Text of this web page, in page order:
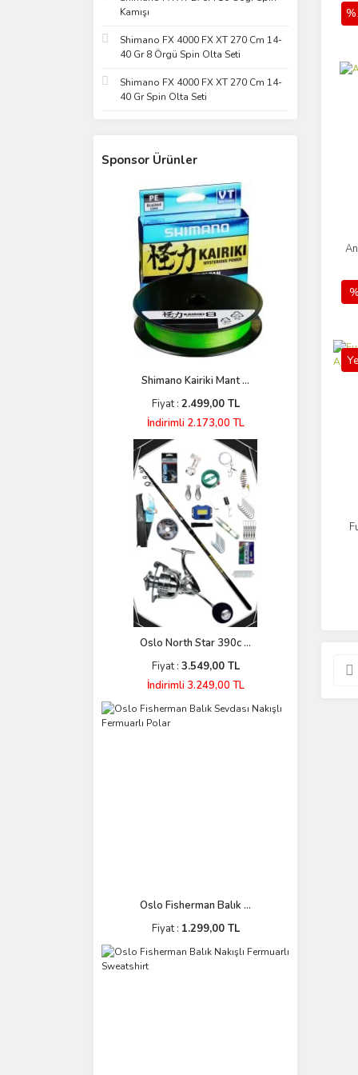
068 İ.Avcı (3)
089 Sugar (3)
182 Double Pink Char (3)
GLOW ZEBRA (3)
NO:10 (3)
NO:5 (3)
PH SILVER (3)
PH ZEBRA GLOW (3)
0,16 MM (2)
0,19 (2)
0,21 (2)
0,30 (2)
0.13MM (2)
0.15 (2)
0.18 MM (2)
0.19 MM (2)
0.20 MM (2)
0.21 (2)
0.40mm (2)
0.5gr (2)
00 (2)
01 (2)
011 Illusion (2)
012 Shiny Yellow Cha (2)
014 Absolut (2)
015R Brown PurpleKis (2)
1 GR (2)
1.2gr (2)
1.5gr (2)
110 Tequila Halo (2)
Kamışı
Shimano FX 4000 FX XT 270 Cm 14-
40 Gr 8 Örgü Spin Olta Seti
Shimano FX 4000 FX XT 270 Cm 14-
40 Gr Spin Olta Seti
Sponsor Ürünler
Shimano Kairiki Mant ...
Fiyat : 2.499,00 TL
İndirimli 2.173,00 TL
Oslo North Star 390c ...
Fiyat : 3.549,00 TL
İndirimli 3.249,00 TL
Oslo Fisherman Balık ...
Fiyat : 1.299,00 TL